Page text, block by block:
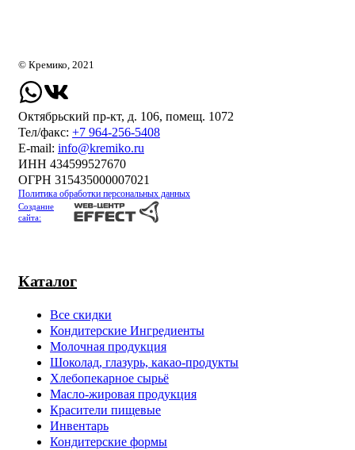
Каталог
Все скидки
Кондитерские Ингредиенты
Молочная продукция
Шоколад, глазурь, какао-продукты
Хлебопекарное сырьё
Масло-жировая продукция
Красители пищевые
Инвентарь
Кондитерские формы
© Кремико, 2021
Октябрьский пр-кт, д. 106, помещ. 1072
Тел/факс: +7 964-256-5408
Е-mail: info@kremiko.ru
ИНН 434599527670
ОГРН 315435000007021
Политика обработки персональных данных
Создание
сайта: